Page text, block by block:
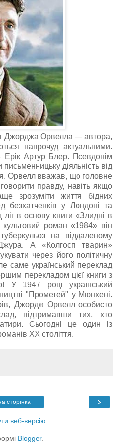
Джорджа Орвелла — автора,
напрочуд актуальними.
Артур Блер. Псевдонім
діяльність від
Орвелл вважав, що головне
правду, навіть якщо
зрозуміти життя бідних
безхатченків у Лондоні та
в основу книги «Злидні в
роман «1984» він
на віддаленому
А «Колгосп тварин»
через його політичну
саме український переклад
перекладом цієї книги з
У 1947 році український
"Прометей" у Мюнхені.
Джордж Орвелл особисто
підтримавши тих, хто
Сьогодні це один із
ХХ століття.
›
сторінка
веб-версію
Blogger.